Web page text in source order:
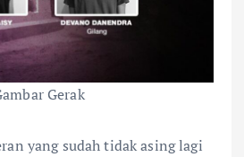
Gerak
yang sudah tidak asing lagi